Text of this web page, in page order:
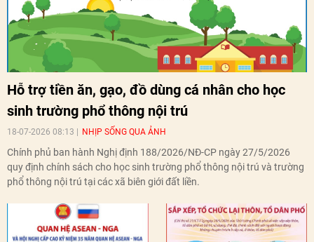
Hỗ trợ tiền ăn, gạo, đồ dùng cá nhân cho học
sinh trường phổ thông nội trú
18-07-2026 08:13 NHỊP SỐNG QUA ẢNH
Chính phủ ban hành Nghị định 188/2026/NĐ-CP ngày 27/5/2026
quy định chính sách cho học sinh trường phổ thông nội trú và trường
phổ thông nội trú tại các xã biên giới đất liền.